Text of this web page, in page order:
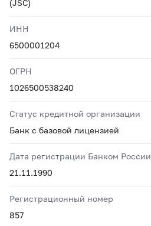
(JSC)
ИНН
6500001204
ОГРН
1026500538240
Статус кредитной организации
Банк с базовой лицензией
Дата регистрации Банком России
21.11.1990
Регистрационный номер
857